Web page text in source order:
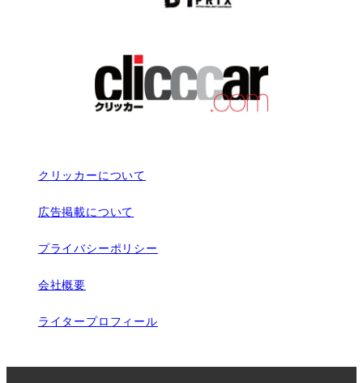
クリッカーについて
広告掲載について
プライバシーポリシー
会社概要
ライタープロフィール